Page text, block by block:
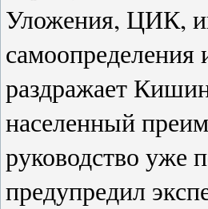
Уложения, ЦИК,
самоопределения
раздражает
населенный
руководство уже
предупредил